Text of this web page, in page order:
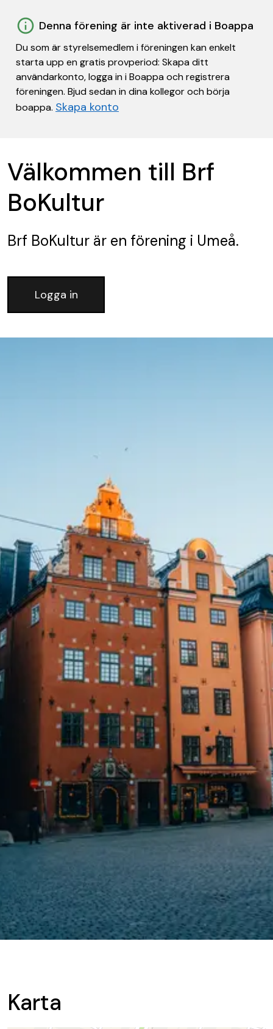
Denna förening är inte aktiverad i Boappa
Du som är styrelsemedlem i föreningen kan enkelt
starta upp en gratis provperiod: Skapa ditt
användarkonto, logga in i Boappa och registrera
föreningen. Bjud sedan in dina kollegor och börja
boappa. Skapa konto
Välkommen till Brf
BoKultur
Brf BoKultur är en förening i Umeå.
Logga in
Karta